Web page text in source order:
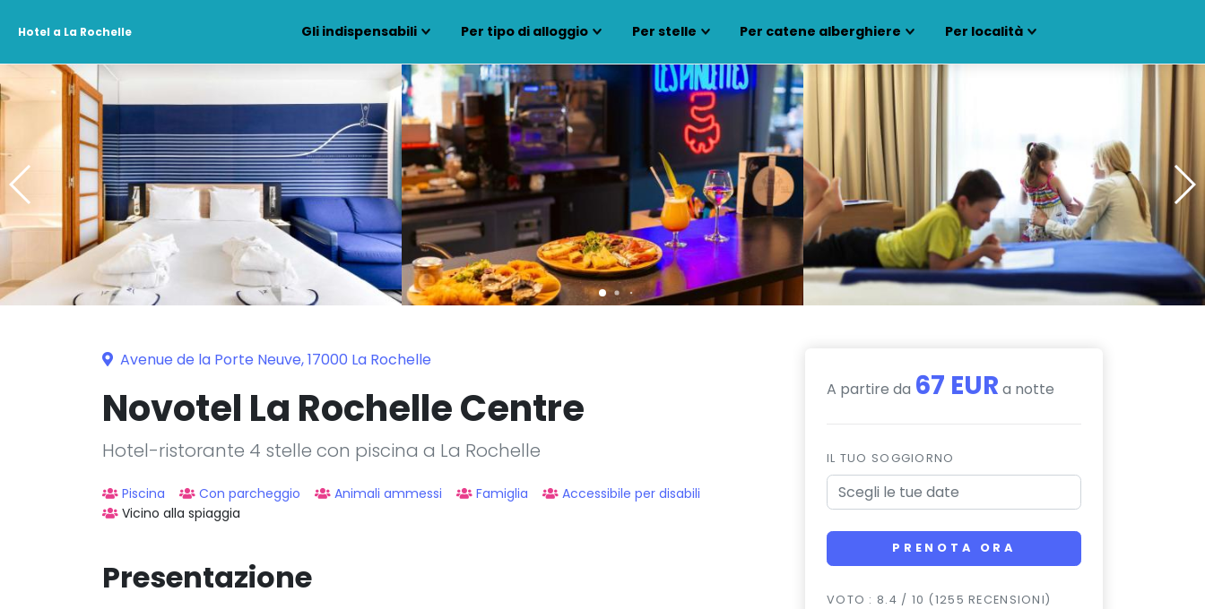
Hotel a La Rochelle Gli indispensabili Per tipo di alloggio Per stelle Per catene alberghiere Per località
Avenue de la Porte Neuve, 17000 La Rochelle
Novotel La Rochelle Centre
Hotel-ristorante 4 stelle con piscina a La Rochelle
Piscina Con parcheggio Animali ammessi Famiglia
Accessibile per disabili
Vicino alla spiaggia
Presentazione
A partire da 67 EUR a notte
IL TUO SOGGIORNO
PRENOTA ORA
VOTO : 8.4 / 10 (1255 RECENSIONI)